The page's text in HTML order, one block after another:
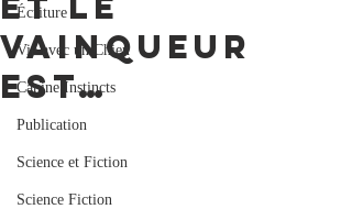
Écriture
Vie avec un Chien
Canine Instincts
Publication
Science et Fiction
Science Fiction
vainqueur
est…